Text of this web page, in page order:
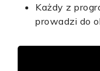
Każdy z
prowadzi do